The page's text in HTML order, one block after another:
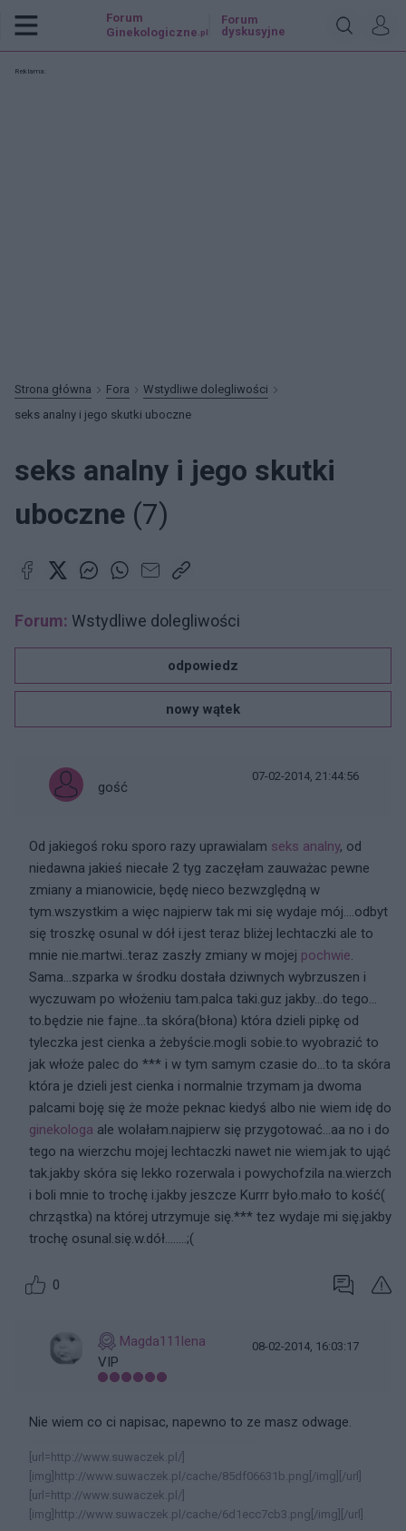
Forum
Ginekologiczne .pl
Forum
dyskusyjne
Reklama:
Strona główna Fora
Wstydliwe dolegliwości
seks analny i jego skutki uboczne
seks analny i jego skutki
uboczne (7)
Forum: Wstydliwe dolegliwości
odpowiedz
nowy wątek
gość
07-02-2014, 21:44:56
Od jakiegoś roku sporo razy uprawialam seks analny, od
niedawna jakieś niecałe 2 tyg zaczęłam zauważac pewne
zmiany a mianowicie, będę nieco bezwzględną w
tym.wszystkim a więc najpierw tak mi się wydaje mój....odbyt
się troszkę osunal w dół i.jest teraz bliżej lechtaczki ale to
mnie nie.martwi..teraz zaszły zmiany w mojej pochwie.
Sama...szparka w środku dostała dziwnych wybrzuszen i
wyczuwam po włożeniu tam.palca taki.guz jakby...do tego...
to.będzie nie fajne...ta skóra(błona) która dzieli pipkę od
tyleczka jest cienka a żebyście.mogli sobie.to wyobrazić to
jak włoże palec do *** i w tym samym czasie do...to ta skóra
która je dzieli jest cienka i normalnie trzymam ja dwoma
palcami boję się że może peknac kiedyś albo nie wiem idę do
ginekologa ale wolałam.najpierw się przygotować...aa no i do
tego na wierzchu mojej lechtaczki nawet nie wiem.jak to ująć
tak.jakby skóra się lekko rozerwala i powychofzila na.wierzch
i boli mnie to trochę i.jakby jeszcze Kurrr było.mało to kość(
chrząstka) na której utrzymuje się.*** tez wydaje mi się.jakby
trochę osunal.się.w.dół........;(
0
Magda111lena
VIP
08-02-2014, 16:03:17
Nie wiem co ci napisac, napewno to ze masz odwage.
[url=http://www.suwaczek.pl/]
[img]http://www.suwaczek.pl/cache/85df06631b.png[/img][/url]
[url=http://www.suwaczek.pl/]
[img]http://www.suwaczek.pl/cache/6d1ecc7cb3.png[/img][/url]